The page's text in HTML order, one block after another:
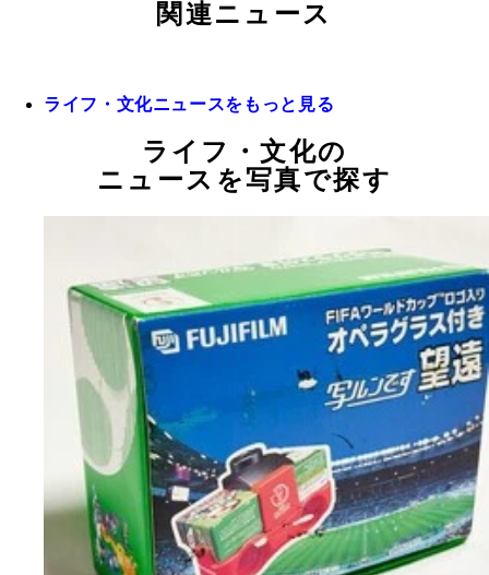
関連ニュース
ライフ・文化ニュースをもっと見る
ライフ・文化の
ニュースを写真で探す